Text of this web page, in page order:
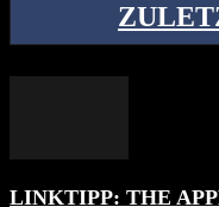
LINKTIPP: THE